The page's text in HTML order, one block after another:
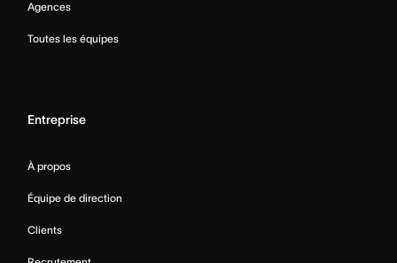
Agences
Toutes les équipes
Entreprise
À propos
Équipe de direction
Clients